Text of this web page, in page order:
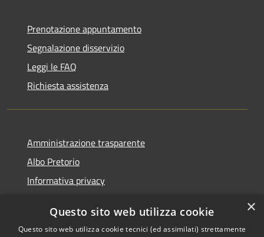
Prenotazione appuntamento
Segnalazione disservizio
Leggi le FAQ
Richiesta assistenza
Amministrazione trasparente
Albo Pretorio
Informativa privacy
Dichiarazione di accessibilità
×
Questo sito web utilizza cookie
Questo sito web utilizza cookie tecnici (ed assimilati) strettamente